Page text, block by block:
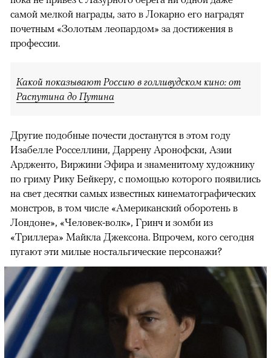
самой мелкой награды, зато в Локарно его наградят
почетным «Золотым леопардом» за достижения в
профессии.
Какой показывают Россию в голливудском кино: от
Распутина до Путина
Другие подобные почести достанутся в этом году
Изабелле Росселлини, Даррену Аронофски, Азии
Ардженто, Виржини Эфира и знаменитому художнику
по гриму Рику Бейкеру, с помощью которого появились
на свет десятки самых известных кинематографических
монстров, в том числе «Американский оборотень в
Лондоне», «Человек-волк», Гринч и зомби из
«Триллера» Майкла Джексона. Впрочем, кого сегодня
пугают эти милые ностальгические персонажи?